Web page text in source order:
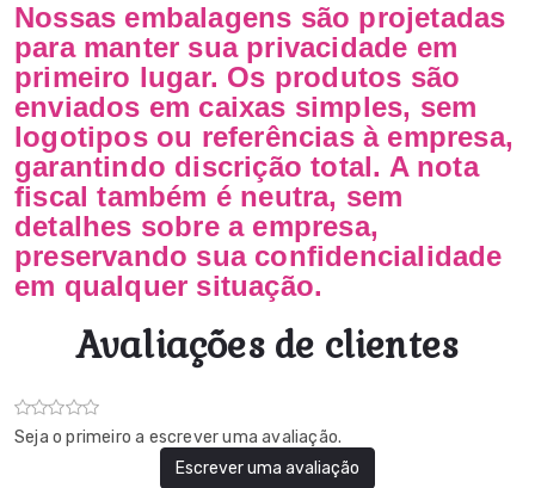
Nossas embalagens são projetadas
para manter sua privacidade em
primeiro lugar. Os produtos são
enviados em caixas simples, sem
logotipos ou referências à empresa,
garantindo discrição total. A nota
fiscal também é neutra, sem
detalhes sobre a empresa,
preservando sua confidencialidade
em qualquer situação.
Avaliações de clientes
Seja o primeiro a escrever uma avaliação.
Escrever uma avaliação